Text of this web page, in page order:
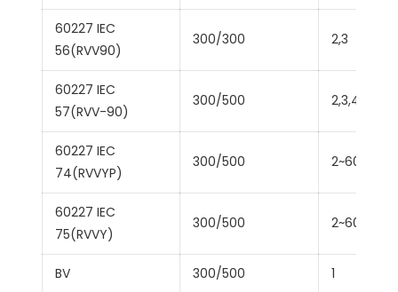
60227 IEC
56(RVV90)
300/300 2,3
60227 IEC
57(RVV-90)
300/500 2,3,4,5
60227 IEC
74(RVVYP)
300/500 2~60
60227 IEC
75(RVVY)
300/500 2~60
BV 300/500 1